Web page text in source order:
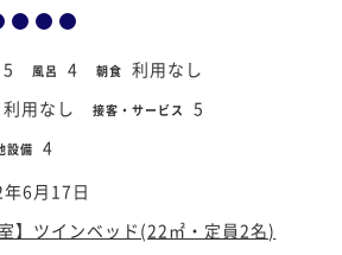
5 風呂 4 朝食 利用なし
利用なし 接客・サービス 5
設備 4
6月17日
室】ツインベッド(22㎡・定員2名)